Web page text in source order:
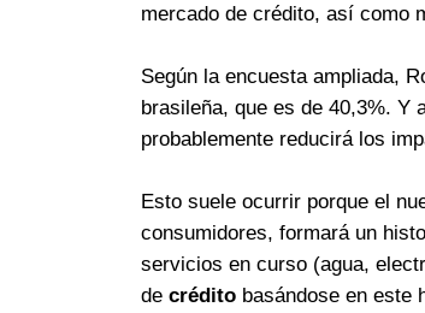
mercado de crédito, así como
Según la encuesta ampliada,
brasileña, que es de 40,3%. Y
probablemente reducirá los
Esto suele ocurrir porque el
consumidores, formará un
servicios en curso (agua,
de crédito basándose en este